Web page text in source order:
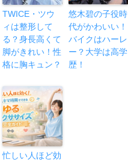
TWICE・ツウ
ィは整形して
る？身長高くて
脚がきれい！性
格に胸キュン？
悠木碧の子役時
代がかわいい！
バイクはハーレ
ー？大学は高学
歴！
忙しい人ほど効